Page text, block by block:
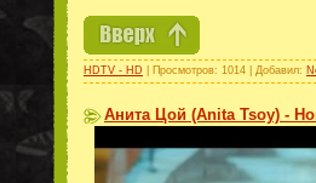
HDTV - HD | Просмотров: 1014 | Добавил:
Анита Цой (Anita Tsoy) -